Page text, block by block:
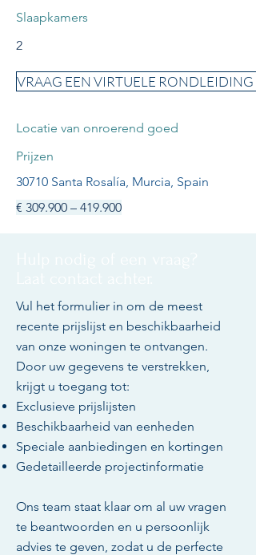
Slaapkamers
2
VRAAG EEN VIRTUELE RONDLEIDING
Locatie van onroerend goed
Prijzen
30710 Santa Rosalía, Murcia, Spain
€ 309.900 – 419.900
Vul het formulier in om de meest
recente prijslijst en beschikbaarheid
van onze woningen te ontvangen.
Door uw gegevens te verstrekken,
krijgt u toegang tot:
Exclusieve prijslijsten
Beschikbaarheid van eenheden
Speciale aanbiedingen en kortingen
Gedetailleerde projectinformatie
Ons team staat klaar om al uw vragen
te beantwoorden en u persoonlijk
advies te geven, zodat u de perfecte